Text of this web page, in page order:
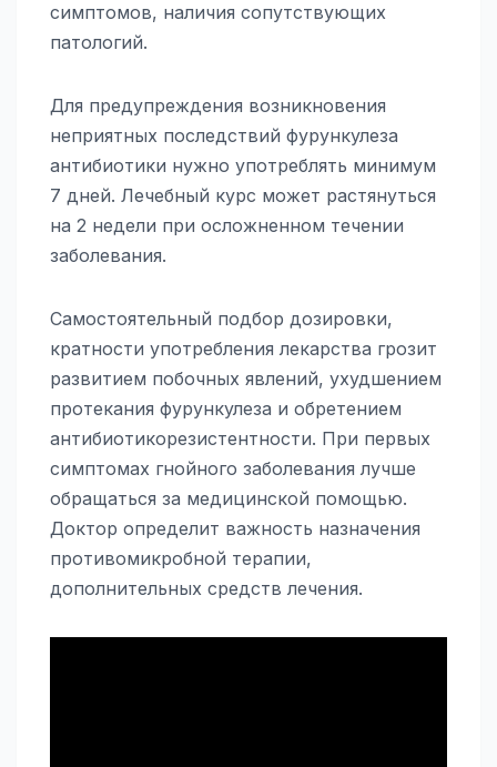
симптомов, наличия сопутствующих
патологий.
Для предупреждения возникновения
неприятных последствий фурункулеза
антибиотики нужно употреблять минимум
7 дней. Лечебный курс может растянуться
на 2 недели при осложненном течении
заболевания.
Самостоятельный подбор дозировки,
кратности употребления лекарства грозит
развитием побочных явлений, ухудшением
протекания фурункулеза и обретением
антибиотикорезистентности. При первых
симптомах гнойного заболевания лучше
обращаться за медицинской помощью.
Доктор определит важность назначения
противомикробной терапии,
дополнительных средств лечения.